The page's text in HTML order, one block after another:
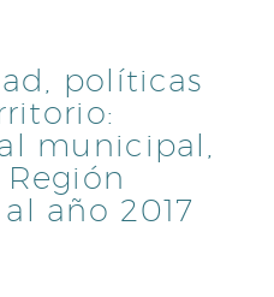
políticas
municipal,
año 2017